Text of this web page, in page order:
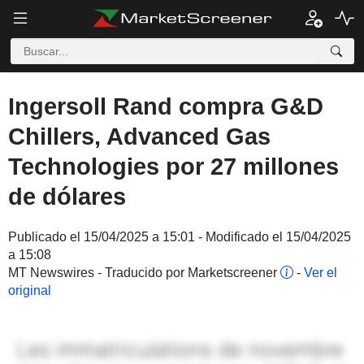
Ingersoll Rand compra G&D
Chillers, Advanced Gas
Technologies por 27 millones
de dólares
Publicado el 15/04/2025 a 15:01 - Modificado el 15/04/2025
a 15:08
MT Newswires - Traducido por Marketscreener
- Ver el
original